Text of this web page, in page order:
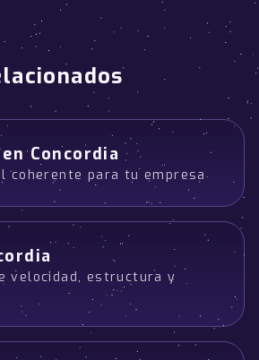
Concordia
coherente para tu empresa
velocidad, estructura y